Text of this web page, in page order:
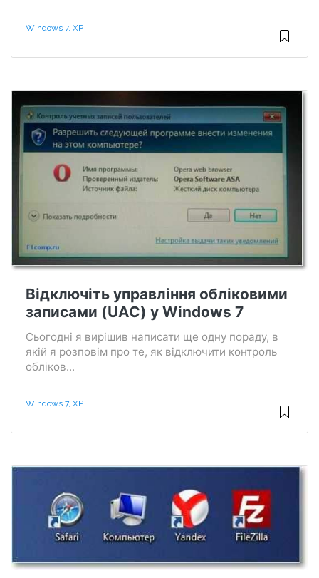
Windows 7, XP
Відключіть управління обліковими
записами (UAC) у Windows 7
Сьогодні я вирішив написати ще одну пораду, в
якій я розповім про те, як відключити контроль
обліков...
Windows 7, XP